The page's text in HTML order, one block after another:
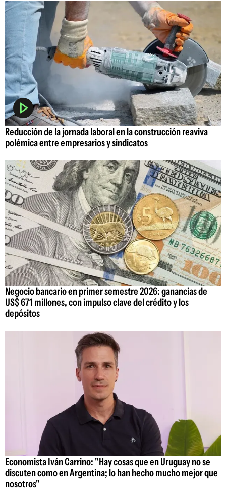
Reducción de la jornada laboral en la construcción reaviva
polémica entre empresarios y sindicatos
Negocio bancario en primer semestre 2026: ganancias de
US$ 671 millones, con impulso clave del crédito y los
depósitos
Economista Iván Carrino: "Hay cosas que en Uruguay no se
discuten como en Argentina; lo han hecho mucho mejor que
nosotros"